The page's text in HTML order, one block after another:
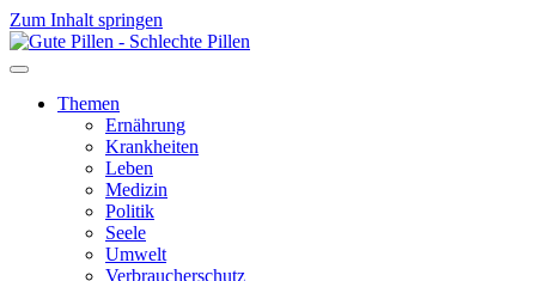
Zum Inhalt springen
Themen
Ernährung
Krankheiten
Leben
Medizin
Politik
Seele
Umwelt
Verbraucherschutz